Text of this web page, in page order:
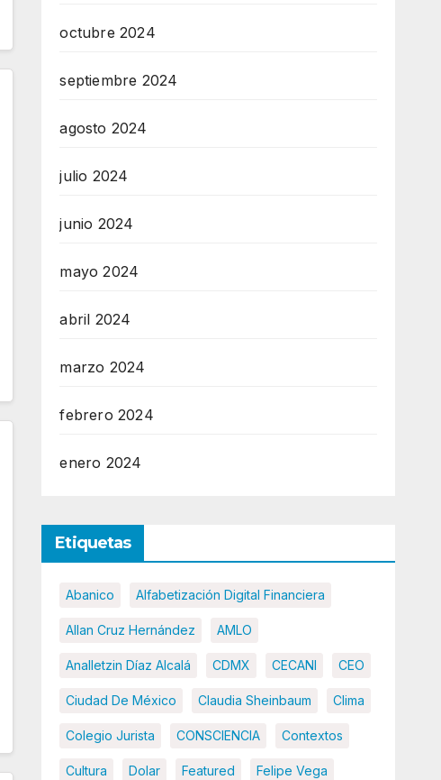
octubre 2024
septiembre 2024
agosto 2024
julio 2024
junio 2024
mayo 2024
abril 2024
marzo 2024
febrero 2024
enero 2024
Etiquetas
Abanico Alfabetización Digital Financiera
Allan Cruz Hernández AMLO
Analletzin Díaz Alcalá CDMX CECANI CEO
Ciudad De México Claudia Sheinbaum Clima
Colegio Jurista CONSCIENCIA Contextos
Cultura Dolar Featured Felipe Vega